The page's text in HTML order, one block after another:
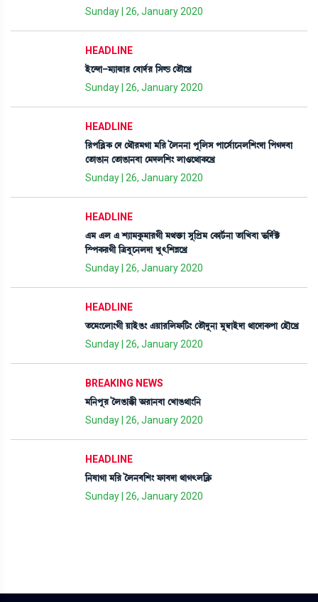
Sunday | 26, January 2020
HEADLINE
Òüì@ƒà-³¸à@µà¹ ë¤àƒ¢¹ [ÎÁ¡ ët¡ïìJø
Sunday | 26, January 2020
HEADLINE
[¹š[¤ÃA¡ ëƒ ë=ï¹³Kà ³[¹ íº>>à šå[ºÎ šàìÎ¢àì>º[Å}ƒà [šKƒ¤à
ët¡àR¡à> ët¡àR¡à>¤à ë³ƒº[Å} ºà*ì=àA¡ìJø
Sunday | 26, January 2020
HEADLINE
&³ &º & Å¸à³Aå¡³à¹Kã ³=v¡û¡à Îå[šø³ ëA¡ài¢¡>à t¡à[J¤à ®¡[ƒ¢C¡
[ÑšA¡¹Kã [y¤åì>ºƒà Jå;[ÅÄìJø
Sunday | 26, January 2020
HEADLINE
t¡ì³}ìºà}Kã ÚàÒüR¡} &Úà¹[ºó¡[i¡} ët¡ïƒå>à ³å´¬àÒüƒà =àìƒàA¡šà ëÒïìJø
Sunday | 26, January 2020
BREAKING NEWS
³[>šå¹ íºR¡àB¡ã "¹à>¤à ëJàR¡=à}[>
Sunday | 26, January 2020
HEADLINE
[>ÈàKà ³[¹ íº>¤[Å} ó¡à¤ƒà =àK;º[AÃ¡
Sunday | 26, January 2020